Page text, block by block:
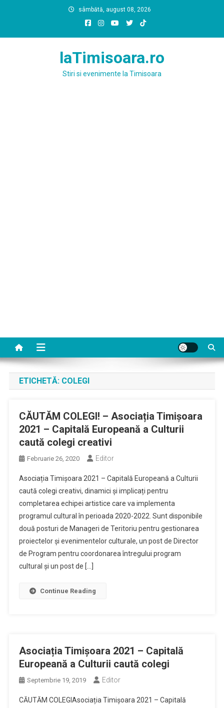
sâmbătă, august 08, 2026
laTimisoara.ro
Stiri si evenimente la Timisoara
ETICHETĂ: COLEGI
CĂUTĂM COLEGI! – Asociația Timișoara
2021 – Capitală Europeană a Culturii
caută colegi creativi
Februarie 26, 2020 Editor
Asociația Timișoara 2021 – Capitală Europeană a Culturii
caută colegi creativi, dinamici și implicați pentru
completarea echipei artistice care va implementa
programul cultural în perioada 2020-2022. Sunt disponibile
două posturi de Manageri de Teritoriu pentru gestionarea
proiectelor și evenimentelor culturale, un post de Director
de Program pentru coordonarea întregului program
cultural și un post de […]
Continue Reading
Asociația Timișoara 2021 – Capitală
Europeană a Culturii caută colegi
Septembrie 19, 2019 Editor
CĂUTĂM COLEGIAsociația Timișoara 2021 – Capitală